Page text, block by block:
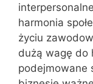
harmonia
życiu
dużą wagę do
podejmowane